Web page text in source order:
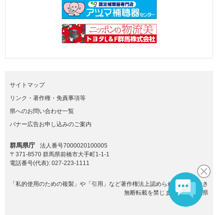
サイトマップ
リンク・著作権・免責事項等
県へのお問い合わせ一覧
バナー広告お申し込みのご案内
群馬県庁
法人番号7000020100005
〒371-8570 群馬県前橋市大手町1-1-1
電話番号(代表): 027-223-1111
「私的使用のための複製」や「引用」など著作権法上認められた場合を除き
無断転載を禁じます。(C)群馬県